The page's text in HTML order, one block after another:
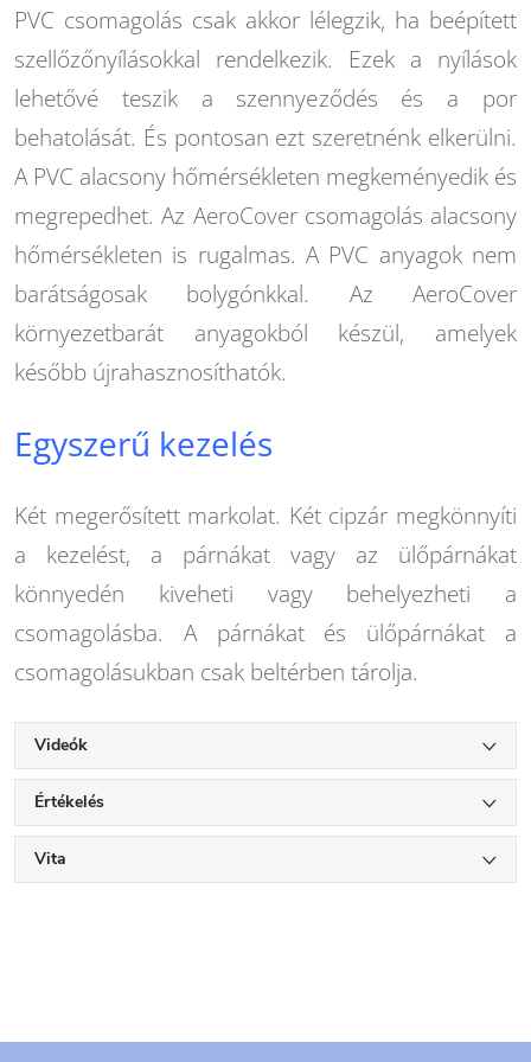
PVC csomagolás csak akkor lélegzik, ha beépített
szellőzőnyílásokkal rendelkezik. Ezek a nyílások
lehetővé teszik a szennyeződés és a por
behatolását. És pontosan ezt szeretnénk elkerülni.
A PVC alacsony hőmérsékleten megkeményedik és
megrepedhet. Az AeroCover csomagolás alacsony
hőmérsékleten is rugalmas. A PVC anyagok nem
barátságosak bolygónkkal. Az AeroCover
környezetbarát anyagokból készül, amelyek
később újrahasznosíthatók.
Egyszerű kezelés
Két megerősített markolat. Két cipzár megkönnyíti
a kezelést, a párnákat vagy az ülőpárnákat
könnyedén kiveheti vagy behelyezheti a
csomagolásba. A párnákat és ülőpárnákat a
csomagolásukban csak beltérben tárolja.
Videók
Értékelés
Vita